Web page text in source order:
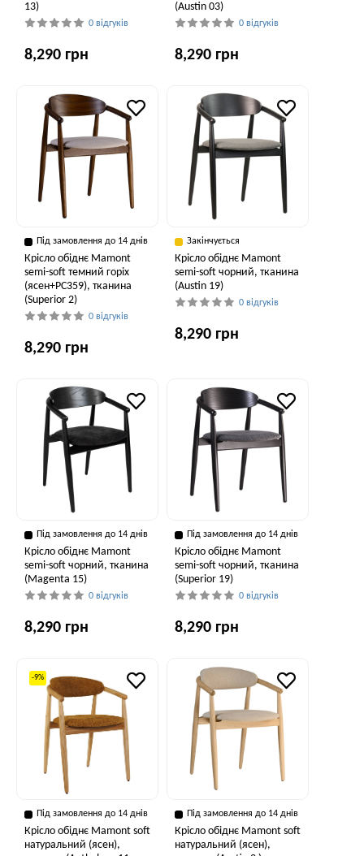
13)
0 відгуків
8,290 грн
(Austin 03)
0 відгуків
8,290 грн
Під замовлення до 14 днів
Крісло обіднє Mamont
semi-soft темний горіх
(ясен+PC359), тканина
(Superior 2)
0 відгуків
8,290 грн
Закінчується
Крісло обіднє Mamont
semi-soft чорний, тканина
(Austin 19)
0 відгуків
8,290 грн
Під замовлення до 14 днів
Крісло обіднє Mamont
semi-soft чорний, тканина
(Magenta 15)
0 відгуків
8,290 грн
Під замовлення до 14 днів
Крісло обіднє Mamont
semi-soft чорний, тканина
(Superior 19)
0 відгуків
8,290 грн
-9%
Під замовлення до 14 днів
Крісло обіднє Mamont soft
натуральний (ясен),
Під замовлення до 14 днів
Крісло обіднє Mamont soft
натуральний (ясен),